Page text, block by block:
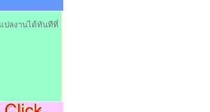
ปลงานได้ทันทีที่